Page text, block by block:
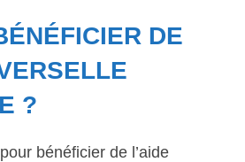
DE
?
bénéficier de l’aide